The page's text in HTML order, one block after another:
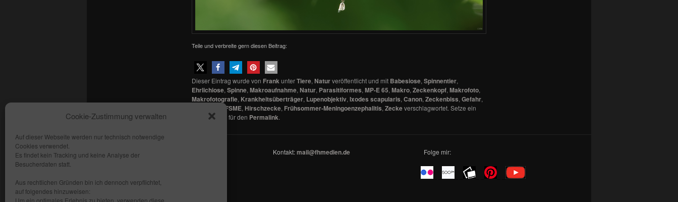
Cookie-Zustimmung verwalten
Auf dieser Webseite werden nur technisch notwendige
Cookies verwendet.
Es findet kein Tracking und keine Analyse der
Besucherdaten statt.
Aus rechtlichen Gründen bin ich dennoch verpflichtet,
auf folgendes hinzuweisen:
Um ein optimales Erlebnis zu bieten, verwenden diese
Teile und verbreite gern diesen Beitrag:
Dieser Eintrag wurde von FrankunterTiere, Naturveröffentlicht und mit Babesiose, Spinnentier,
Ehrlichiose, Spinne, Makroaufnahme, Natur, Parasitiformes, MP-E 65, Makro, Zeckenkopf, Makrofoto,
Makrofotografie, Krankheitsüberträger, Lupenobjektiv, Ixodes scapularis, Canon, Zeckenbiss, Gefahr,
FSME, Hirschzecke, Frühsommer-Meningoenzephalitis, Zeckeverschlagwortet. Setze ein
Lesezeichen für den Permalink.
Copyright: fhmedien.de 2012 - 2026
Kontakt
Kontakt:mail@fhmedien.de Folge mir:
_ _ _ _ _ _